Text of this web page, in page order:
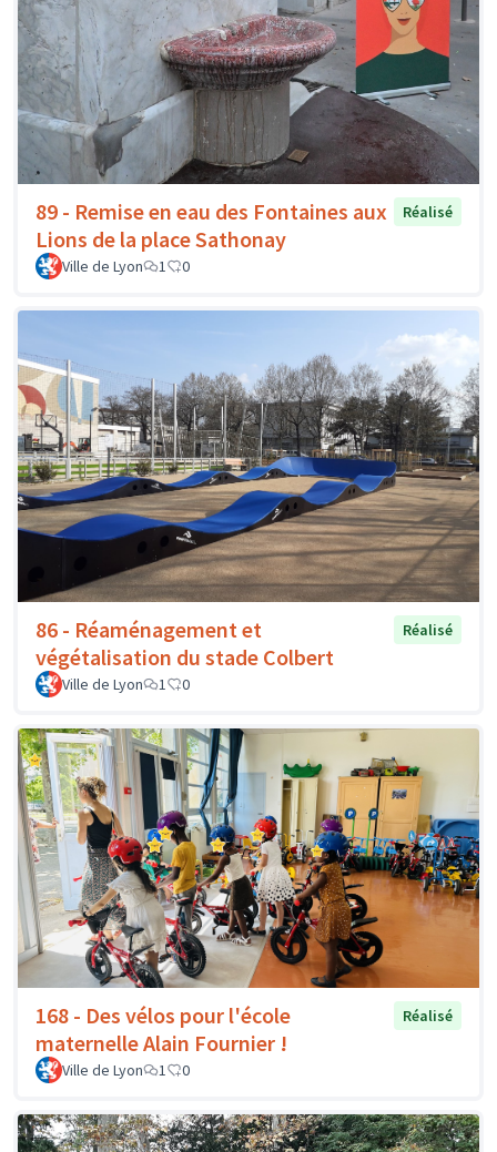
89 - Remise en eau des Fontaines aux
Lions de la place Sathonay
Réalisé
Ville de Lyon 1 0
86 - Réaménagement et
végétalisation du stade Colbert
Réalisé
Ville de Lyon 1 0
168 - Des vélos pour l'école
maternelle Alain Fournier !
Réalisé
Ville de Lyon 1 0